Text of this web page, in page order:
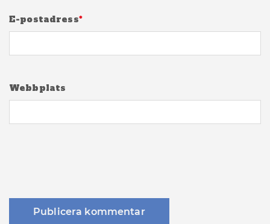
E-postadress*
Webbplats